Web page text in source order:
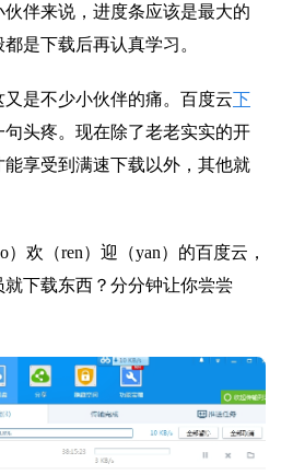
伴来说，进度条应该是最大的
是下载后再认真学习。
是不少小伙伴的痛。百度云下
句头疼。现在除了老老实实的开
享受到满速下载以外，其他就
欢（ren）迎（yan）的百度云，
下载东西？分分钟让你尝尝